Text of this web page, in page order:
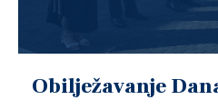
Obilježavanje